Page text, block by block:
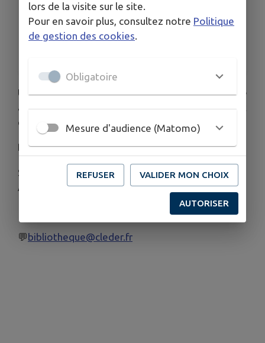
DATE
Le jeu. 19 févr.
HORAIRES
Un petit robot, une grande aventure !Wall-Earrive
à Cléder pour une séance cinéma pleine de rires et
de messages pour la planète.
Projection à la salle Kan ar Mor
Sur réservation
À partir de 6 ans
💬bibliotheque@cleder.fr
lors de la visite sur le site.
Pour en savoir plus, consultez notre Politique
de gestion des cookies.
Obligatoire
Mesure d'audience (Matomo)
REFUSER VALIDER MON CHOIX
AUTORISER